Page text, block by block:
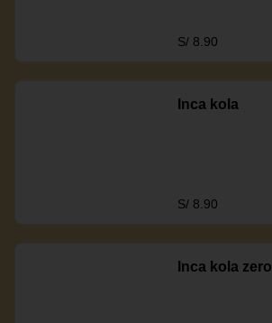
S/ 8.90
Inca kola
S/ 8.90
Inca kola zero